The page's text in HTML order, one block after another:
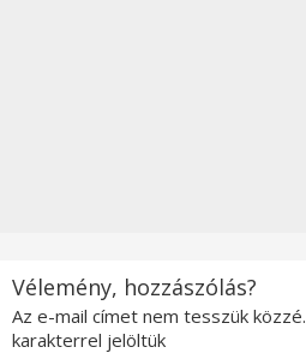
Vélemény, hozzászólás?
Az e-mail címet nem tesszük közzé.
karakterrel jelöltük